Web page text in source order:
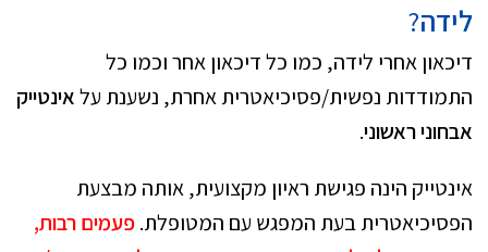
לידה?
דיכאון אחרי לידה, כמו כל דיכאון אחר וכמו כל
התמודדות נפשית/פסיכיאטרית אחרת, נשענת עלאינטייק
אבחוני ראשוני.
אינטייק הינה פגישת ראיון מקצועית, אותה מבצעת
הפסיכיאטרית בעת המפגש עם המטופלת.פעמים רבות,